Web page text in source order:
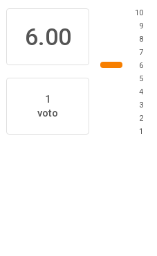
6.00
1
voto
10
9
8
7
6
5
4
3
2
1